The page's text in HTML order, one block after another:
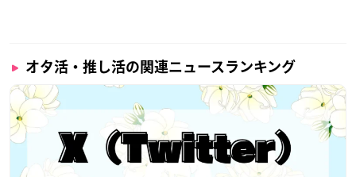
オタ活・推し活の関連ニュースランキング